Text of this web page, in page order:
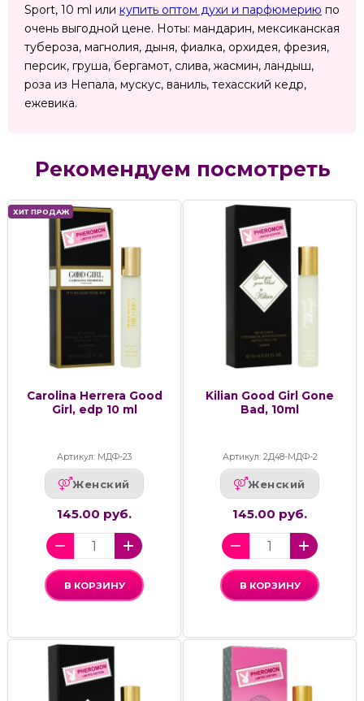
Sport, 10 ml или купить оптом духи и парфюмерию по
очень выгодной цене. Ноты: мандарин, мексиканская
тубероза, магнолия, дыня, фиалка, орхидея, фрезия,
персик, груша, бергамот, слива, жасмин, ландыш,
роза из Непала, мускус, ваниль, техасский кедр,
ежевика.
Рекомендуем посмотреть
ХИТ ПРОДАЖ
Carolina Herrera Good
Girl, edp 10 ml
Артикул: МДФ-23
Женский
145.00 руб.
В КОРЗИНУ
Kilian Good Girl Gone
Bad, 10ml
Артикул: 2Д48-МДФ-2
Женский
145.00 руб.
В КОРЗИНУ